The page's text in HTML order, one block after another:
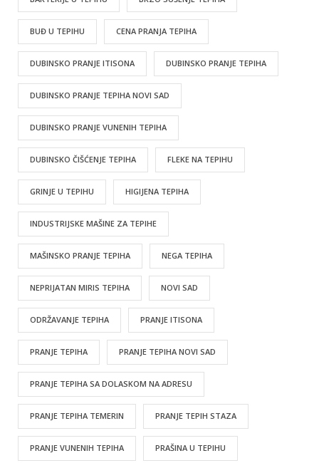
BUĐ U TEPIHU CENA PRANJA TEPIHA
DUBINSKO PRANJE ITISONA DUBINSKO PRANJE TEPIHA
DUBINSKO PRANJE TEPIHA NOVI SAD
DUBINSKO PRANJE VUNENIH TEPIHA
DUBINSKO ČIŠĆENJE TEPIHA FLEKE NA TEPIHU
GRINJE U TEPIHU HIGIJENA TEPIHA
INDUSTRIJSKE MAŠINE ZA TEPIHE
MAŠINSKO PRANJE TEPIHA NEGA TEPIHA
NEPRIJATAN MIRIS TEPIHA NOVI SAD
ODRŽAVANJE TEPIHA PRANJE ITISONA
PRANJE TEPIHA PRANJE TEPIHA NOVI SAD
PRANJE TEPIHA SA DOLASKOM NA ADRESU
PRANJE TEPIHA TEMERIN PRANJE TEPIH STAZA
PRANJE VUNENIH TEPIHA PRAŠINA U TEPIHU